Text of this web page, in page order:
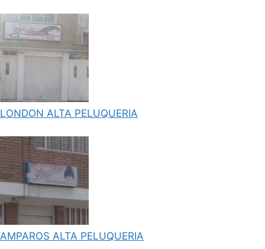
LONDON ALTA PELUQUERIA
AMPAROS ALTA PELUQUERIA